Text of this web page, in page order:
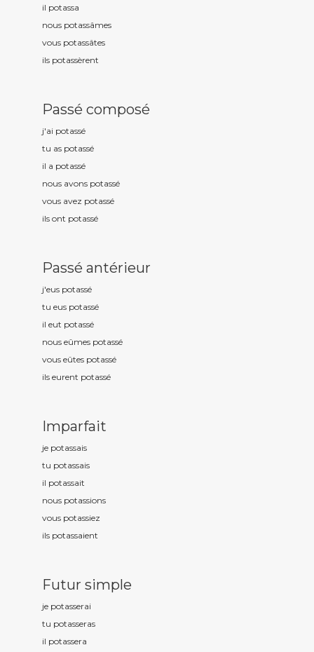
il potassa
nous potassâmes
vous potassâtes
ils potassèrent
Passé composé
j'ai potassé
tu as potassé
il a potassé
nous avons potassé
vous avez potassé
ils ont potassé
Passé antérieur
j'eus potassé
tu eus potassé
il eut potassé
nous eûmes potassé
vous eûtes potassé
ils eurent potassé
Imparfait
je potassais
tu potassais
il potassait
nous potassions
vous potassiez
ils potassaient
Futur simple
je potasserai
tu potasseras
il potassera